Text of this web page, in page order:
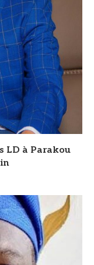
LD à Parakou